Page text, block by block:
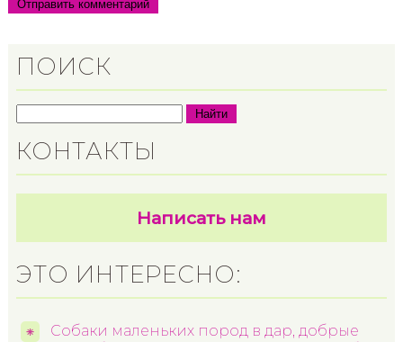
ПОИСК
Найти
КОНТАКТЫ
Написать нам
ЭТО ИНТЕРЕСНО:
Собаки маленьких пород в дар, добрые